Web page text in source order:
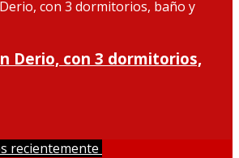
Derio, con 3 dormitorios,
recientemente